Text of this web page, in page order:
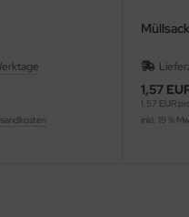
1,57
1,57 EUR
inkl. 19 %